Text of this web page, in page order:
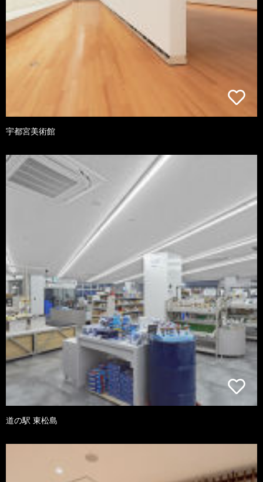
宇都宮美術館
道の駅 東松島